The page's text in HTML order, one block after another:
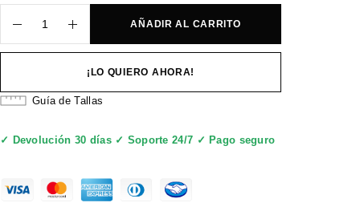
AÑADIR AL CARRITO
¡LO QUIERO AHORA!
Guía de Tallas
✓ Devolución 30 días ✓ Soporte 24/7 ✓ Pago seguro